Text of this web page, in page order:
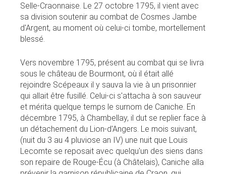
Selle-Craonnaise. Le 27 octobre 1795, il vient avec
sa division soutenir au combat de Cosmes Jambe
d'Argent, au moment où celui-ci tombe, mortellement
blessé.
Vers novembre 1795, présent au combat qui se livra
sous le château de Bourmont, où il était allé
rejoindre Scépeaux il y sauva la vie à un prisonnier
qui allait être fusillé. Celui-ci s'attacha à son sauveur
et mérita quelque temps le surnom de Caniche. En
décembre 1795, à Chambellay, il dut se replier face à
un détachement du Lion-d'Angers. Le mois suivant,
(nuit du 3 au 4 pluviose an IV) une nuit que Louis
Lecomte se reposait avec quelqu'un des siens dans
son repaire de Rouge-Écu (à Châtelais), Caniche alla